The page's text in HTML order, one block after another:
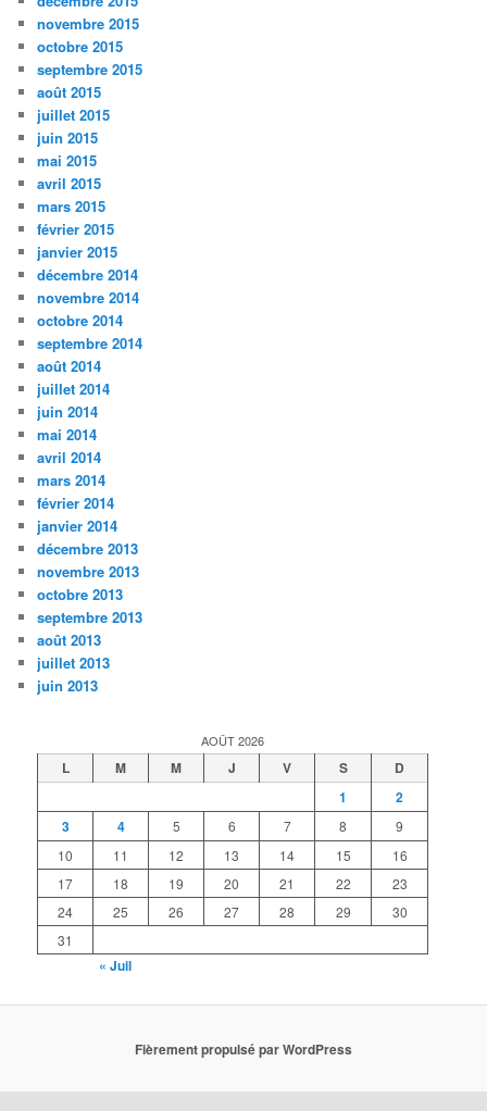
novembre 2015
octobre 2015
septembre 2015
août 2015
juillet 2015
juin 2015
mai 2015
avril 2015
mars 2015
février 2015
janvier 2015
décembre 2014
novembre 2014
octobre 2014
septembre 2014
août 2014
juillet 2014
juin 2014
mai 2014
avril 2014
mars 2014
février 2014
janvier 2014
décembre 2013
novembre 2013
octobre 2013
septembre 2013
août 2013
juillet 2013
juin 2013
AOÛT 2026
L M M J V S
D
1
2
3
4 5 6 7 8
9
10
11 12 13 14 15
16
17
18 19 20 21 22
23
24
25 26 27 28 29
30
31
« Juil
Fièrement propulsé par WordPress